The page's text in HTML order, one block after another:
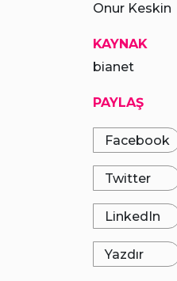
Onur Keskin
KAYNAK
bianet
PAYLAŞ
Facebook
Twitter
LinkedIn
Yazdır